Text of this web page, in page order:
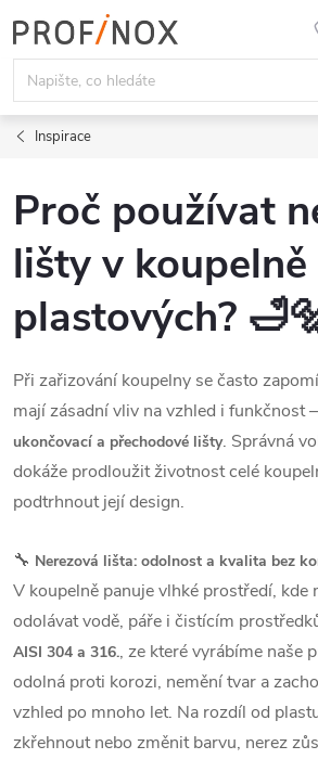
na
obsah
Inspirace
Proč používat
lišty v
plastových?
Při zařizování koupelny se často
mají zásadní vliv na vzhled i funkčnost
ukončovací a přechodové lišty. Správná
dokáže prodloužit životnost celé
podtrhnout její design.
🔧 Nerezová lišta: odolnost a kvalita bez
V koupelně panuje vlhké prostředí, kde
odolávat vodě, páře i čistícím
AISI 304 a 316., ze které vyrábíme naše
odolná proti korozi, nemění tvar a
vzhled po mnoho let. Na rozdíl od
zkřehnout nebo změnit barvu, nerez